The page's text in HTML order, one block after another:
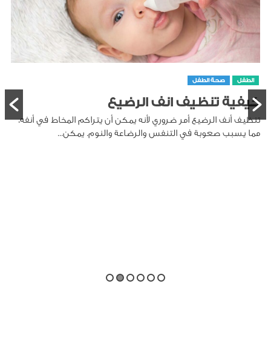
الطفل صحة الطفل
كيفية تنظيف انف الرضيع
تنظيف أنف الرضيع أمر ضروري لأنه يمكن أن يتراكم المخاط في أنفه،
مما يسبب صعوبة في التنفس والرضاعة والنوم. يمكن...